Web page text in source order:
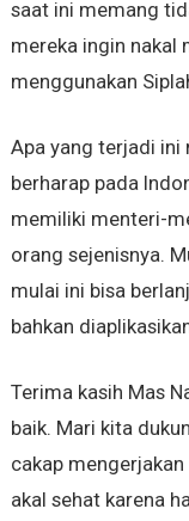
saat ini memang
mereka ingin nakal
menggunakan
Apa yang terjadi ini
berharap pada
memiliki menteri-
orang sejenisnya.
mulai ini bisa
bahkan
Terima kasih Mas
baik. Mari kita
cakap
akal sehat karena